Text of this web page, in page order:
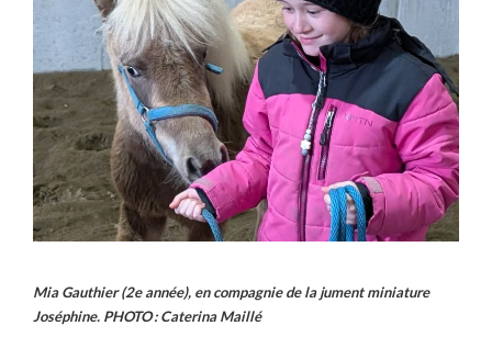
Mia Gauthier (2e année), en compagnie de la jument miniature
Joséphine. PHOTO : Caterina Maillé